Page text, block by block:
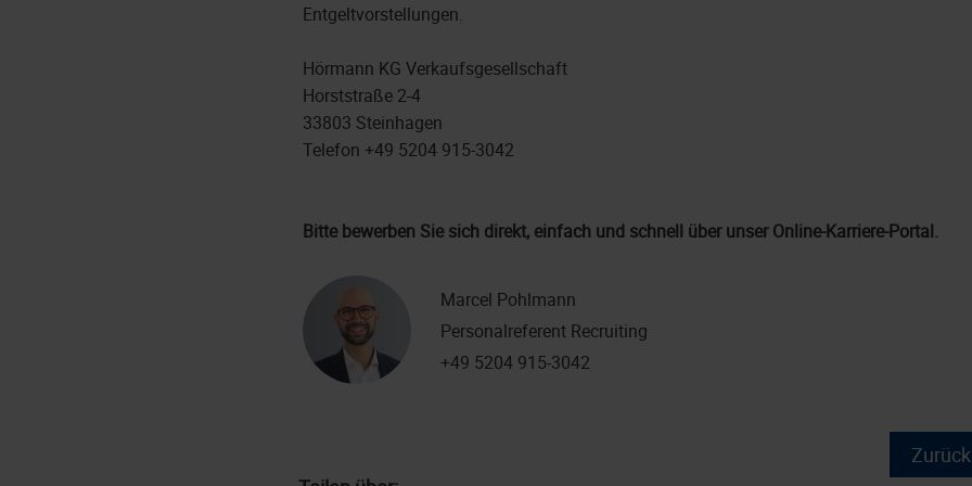
Entgeltvorstellungen.
Hörmann KG Verkaufsgesellschaft
Horststraße 2-4
33803 Steinhagen
Telefon +49 5204 915-3042
Bitte bewerben Sie sich direkt, einfach und schnell über unser Online-Karriere-Portal.
Marcel Pohlmann
Personalreferent Recruiting
+49 5204 915-3042
Zurück